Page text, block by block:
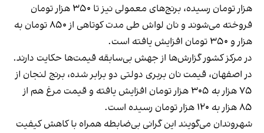
هزار تومان رسیده، برنج‌های معمولی نیز تا ۳۵۰ هزار تومان
فروخته می‌شوند و نان لواش طی مدت کوتاهی از ۸۵۰ تومان به
هزار و ۳۵۰ تومان افزایش یافته است.
در مرکز کشور گزارش‌ها از جهش بی‌سابقه قیمت‌ها حکایت دارند.
در اصفهان، قیمت نان بربری دولتی دو برابر شده، برنج لنجان از
۷۵ هزار به ۳۰۵ هزار تومان افزایش یافته و قیمت مرغ هم از
۸۵ هزار به ۱۲۰ هزار تومان رسیده است.
شهروندان می‌گویند این گرانی بی‌ضابطه همراه با کاهش کیفیت